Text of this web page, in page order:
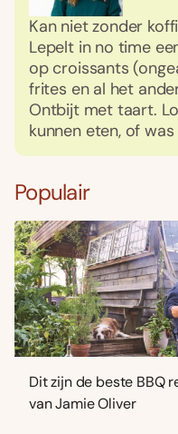
Kan niet zonder
Lepelt in no time
op croissants
frites en al het
Ontbijt met taart.
kunnen eten, of
Populair
Dit zijn de beste BBQ
van Jamie Oliver